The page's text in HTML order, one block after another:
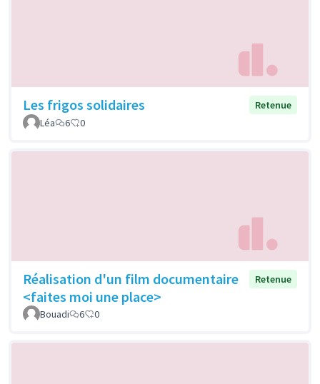
Les frigos solidaires
Retenue
Léa
6 0
Réalisation d'un film documentaire
<faites moi une place>
Retenue
Bouadi 6 0